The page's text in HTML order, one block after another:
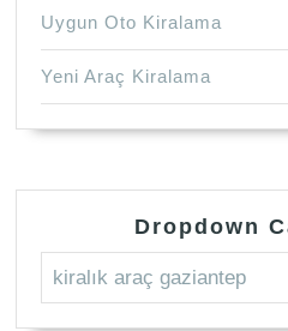
Uygun Oto Kiralama
Yeni Araç Kiralama
Dropdown